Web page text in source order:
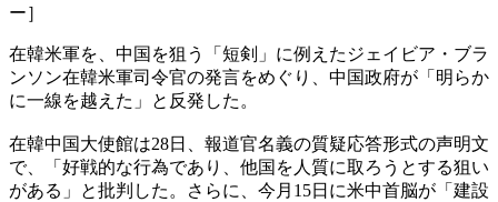
ー］
在韓米軍を、中国を狙う「短剣」に例えたジェイビア・ブラ
ンソン在韓米軍司令官の発言をめぐり、中国政府が「明らか
に一線を越えた」と反発した。
在韓中国大使館は28日、報道官名義の質疑応答形式の声明文
で、「好戦的な行為であり、他国を人質に取ろうとする狙い
がある」と批判した。さらに、今月15日に米中首脳が「建設